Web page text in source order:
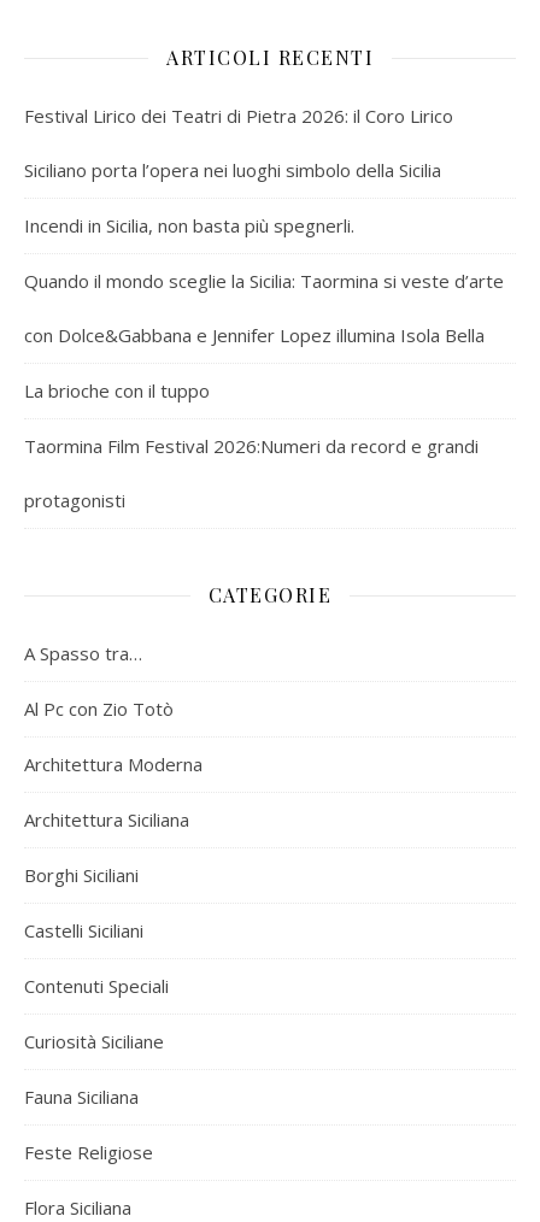
ARTICOLI RECENTI
Festival Lirico dei Teatri di Pietra 2026: il Coro Lirico
Siciliano porta l’opera nei luoghi simbolo della Sicilia
Incendi in Sicilia, non basta più spegnerli.
Quando il mondo sceglie la Sicilia: Taormina si veste d’arte
con Dolce&Gabbana e Jennifer Lopez illumina Isola Bella
La brioche con il tuppo
Taormina Film Festival 2026:Numeri da record e grandi
protagonisti
CATEGORIE
A Spasso tra…
Al Pc con Zio Totò
Architettura Moderna
Architettura Siciliana
Borghi Siciliani
Castelli Siciliani
Contenuti Speciali
Curiosità Siciliane
Fauna Siciliana
Feste Religiose
Flora Siciliana